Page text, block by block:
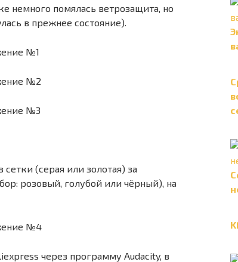
немного помялась ветрозащита, но
в прежнее состояние).
(серая или золотая) за
розовый, голубой или чёрный), на
через программу Audacity, в